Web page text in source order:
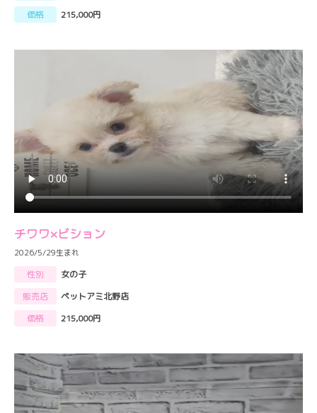
価格
215,000円
チワワ×ビション
2026/5/29生まれ
性別
女の子
販売店
ペットアミ北野店
価格
215,000円